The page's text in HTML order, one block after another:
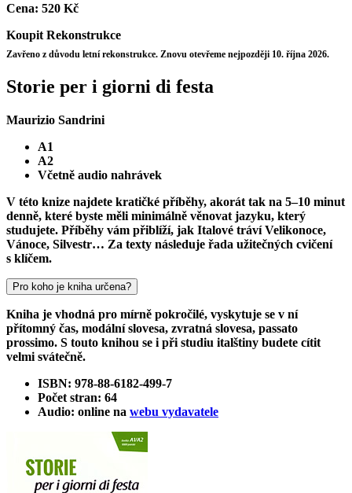
Cena: 520 Kč
Koupit Rekonstrukce
Zavřeno z důvodu letní rekonstrukce. Znovu otevřeme nejpozději 10. října 2026.
Storie per i giorni di festa
Maurizio Sandrini
A1
A2
Včetně audio nahrávek
V této knize najdete kratičké příběhy, akorát tak na 5–10 minut
denně, které byste měli minimálně věnovat jazyku, který
studujete. Příběhy vám přiblíží, jak Italové tráví Velikonoce,
Vánoce, Silvestr… Za texty následuje řada užitečných cvičení
s klíčem.
Pro koho je kniha určena?
Kniha je vhodná pro mírně pokročilé, vyskytuje se v ní
přítomný čas, modální slovesa, zvratná slovesa, passato
prossimo. S touto knihou se i při studiu italštiny budete cítit
velmi svátečně.
ISBN: 978-88-6182-499-7
Počet stran: 64
Audio: online na webu vydavatele